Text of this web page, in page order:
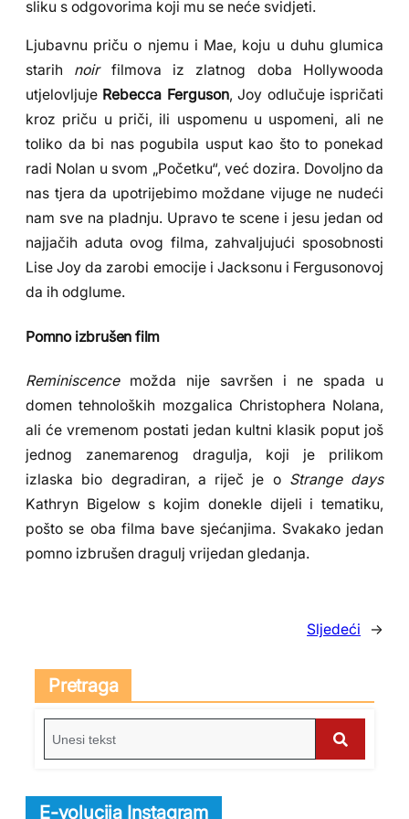
sliku s odgovorima koji mu se neće svidjeti.
Ljubavnu priču o njemu i Mae, koju u duhu glumica
starih noirfilmova iz zlatnog doba Hollywooda
utjelovljuje Rebecca Ferguson, Joy odlučuje ispričati
kroz priču u priči, ili uspomenu u uspomeni, ali ne
toliko da bi nas pogubila usput kao što to ponekad
radi Nolan u svom „Početku“, već dozira. Dovoljno da
nas tjera da upotrijebimo moždane vijuge ne nudeći
nam sve na pladnju. Upravo te scene i jesu jedan od
najjačih aduta ovog filma, zahvaljujući sposobnosti
Lise Joy da zarobi emocije i Jacksonu i Fergusonovoj
da ih odglume.
Pomno izbrušen film
Reminiscencemožda nije savršen i ne spada u
domen tehnoloških mozgalica Christophera Nolana,
ali će vremenom postati jedan kultni klasik poput još
jednog zanemarenog dragulja, koji je prilikom
izlaska bio degradiran, a riječ je o Strange days
Kathryn Bigelow s kojim donekle dijeli i tematiku,
pošto se oba filma bave sjećanjima. Svakako jedan
pomno izbrušen dragulj vrijedan gledanja.
Sljedeći →
Pretraga
e
r
E-volucija Instagram